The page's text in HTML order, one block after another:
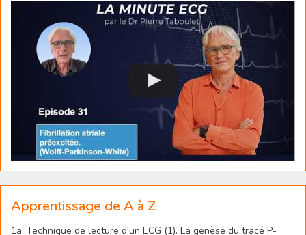
Apprentissage de A à Z
1a. Technique de lecture d'un ECG (1). La genèse du tracé P-